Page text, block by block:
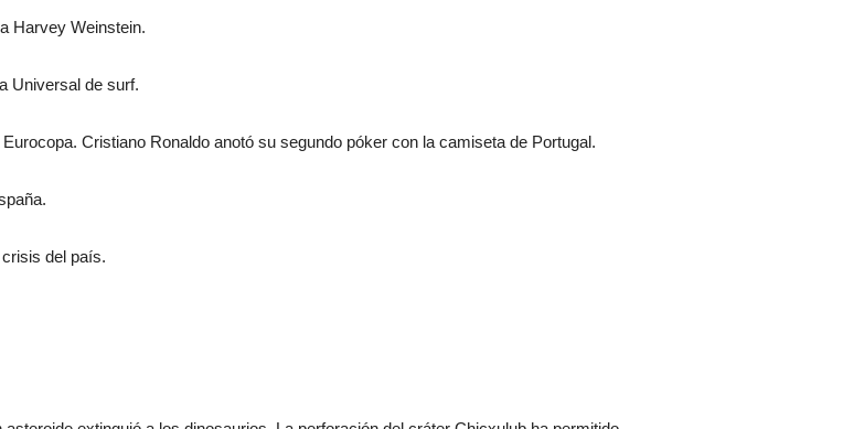
Harvey Weinstein.
Universal de surf.
Cristiano Ronaldo anotó su segundo póker con la camiseta de Portugal.
del país.